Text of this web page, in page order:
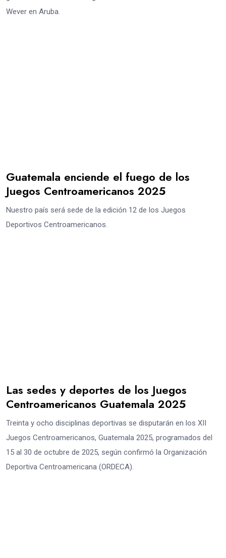
Wever en Aruba.
Guatemala enciende el fuego de los
Juegos Centroamericanos 2025
Nuestro país será sede de la edición 12 de los Juegos
Deportivos Centroamericanos.
Las sedes y deportes de los Juegos
Centroamericanos Guatemala 2025
Treinta y ocho disciplinas deportivas se disputarán en los XII
Juegos Centroamericanos, Guatemala 2025, programados del
15 al 30 de octubre de 2025, según confirmó la Organización
Deportiva Centroamericana (ORDECA).